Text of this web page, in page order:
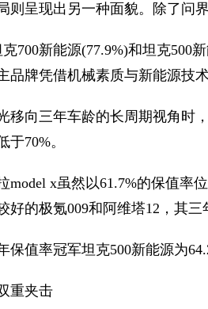
则呈现出另一种面貌。除了问
700新能源(77.9%)和坦克500
品牌凭借机械素质与新能源技
移向三年车龄的长周期视角时
70%。
model x虽然以61.7%的保值率
好的极氪009和阿维塔12，其
保值率冠军坦克500新能源为
重夹击